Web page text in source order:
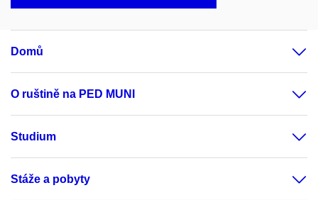
Domů
O ruštině na PED MUNI
Studium
Stáže a pobyty